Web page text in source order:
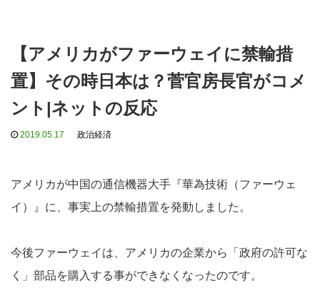
【アメリカがファーウェイに禁輸措
置】その時日本は？菅官房長官がコメ
ント|ネットの反応
2019.05.17 政治経済
アメリカが中国の通信機器大手『華為技術（ファーウェ
イ）』に、事実上の禁輸措置を発動しました。
今後ファーウェイは、アメリカの企業から「政府の許可な
く」部品を購入する事ができなくなったのです。